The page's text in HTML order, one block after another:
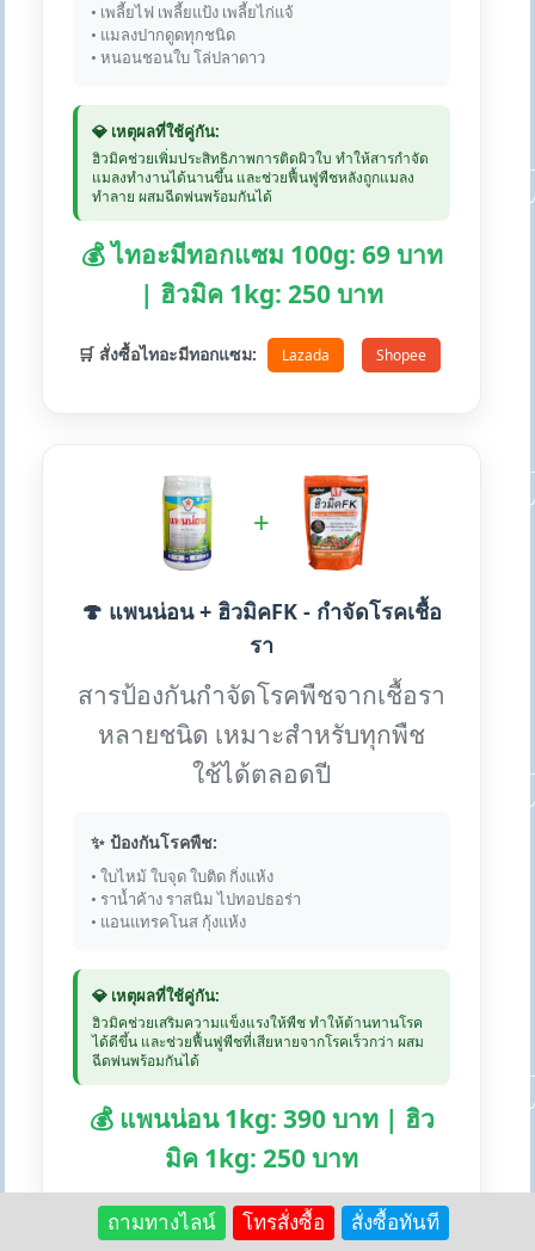
• เพลี้ยไฟ เพลี้ยแป้ง เพลี้ยไก่แจ้
• แมลงปากดูดทุกชนิด
• หนอนชอนใบ โล่ปลาดาว
💎 เหตุผลที่ใช้คู่กัน:
ฮิวมิคช่วยเพิ่มประสิทธิภาพการติดผิวใบ ทำให้สารกำจัด
แมลงทำงานได้นานขึ้น และช่วยฟื้นฟูพืชหลังถูกแมลง
ทำลาย ผสมฉีดพ่นพร้อมกันได้
💰 ไทอะมีทอกแซม 100g: 69 บาท
| ฮิวมิค 1kg: 250 บาท
🛒 สั่งซื้อไทอะมีทอกแซม: Lazada Shopee
+
🍄 แพนน่อน + ฮิวมิคFK - กำจัดโรคเชื้อ
รา
สารป้องกันกำจัดโรคพืชจากเชื้อรา
หลายชนิด เหมาะสำหรับทุกพืช
ใช้ได้ตลอดปี
✨ ป้องกันโรคพืช:
• ใบไหม้ ใบจุด ใบติด กิ่งแห้ง
• ราน้ำค้าง ราสนิม ไปทอปธอร่า
• แอนแทรคโนส กุ้งแห้ง
💎 เหตุผลที่ใช้คู่กัน:
ฮิวมิคช่วยเสริมความแข็งแรงให้พืช ทำให้ต้านทานโรค
ได้ดีขึ้น และช่วยฟื้นฟูพืชที่เสียหายจากโรคเร็วกว่า ผสม
ฉีดพ่นพร้อมกันได้
💰 แพนน่อน 1kg: 390 บาท | ฮิว
มิค 1kg: 250 บาท
🛒 สั่งซื้อแพนน่อน: Lazada Shopee
ถามทางไลน์ โทรสั่งซื้อ สั่งซื้อทันที